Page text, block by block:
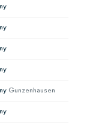
Gunzenhausen